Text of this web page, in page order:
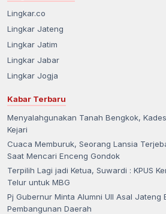
Lingkar.co
Lingkar Jateng
Lingkar Jatim
Lingkar Jabar
Lingkar Jogja
Kabar Terbaru
Menyalahgunakan Tanah Bengkok,
Kejari
Cuaca Memburuk, Seorang Lansia
Saat Mencari Enceng Gondok
Terpilih Lagi jadi Ketua, Suwardi : KPUS
Telur untuk MBG
Pj Gubernur Minta Alumni UII Asal Jateng
Pembangunan Daerah